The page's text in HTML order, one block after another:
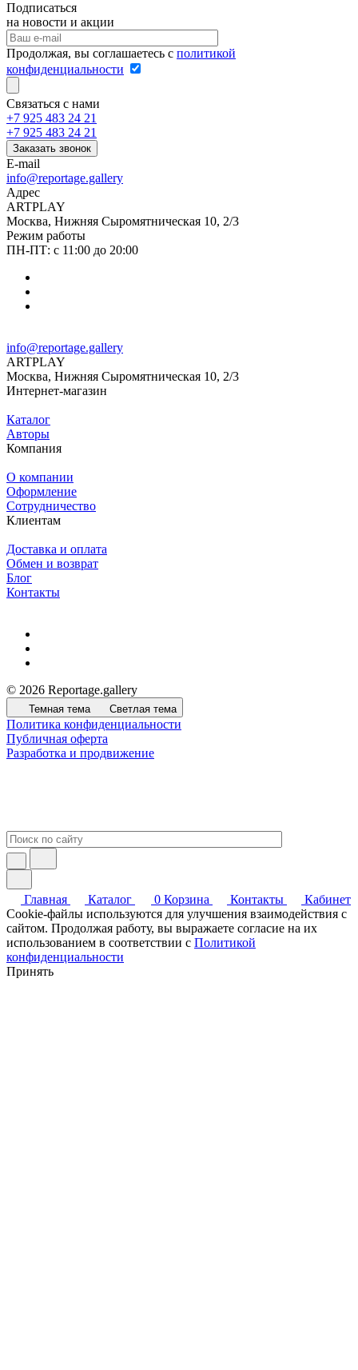
Подписаться
на новости и акции
Продолжая, вы соглашаетесь с политикой
конфиденциальности
Связаться с нами
+7 925 483 24 21
+7 925 483 24 21
Заказать звонок
E-mail
info@reportage.gallery
Адрес
ARTPLAY
Москва, Нижняя Сыромятническая 10, 2/3
Режим работы
ПН-ПТ: с 11:00 до 20:00
info@reportage.gallery
ARTPLAY
Москва, Нижняя Сыромятническая 10, 2/3
Интернет-магазин
Каталог
Авторы
Компания
О компании
Оформление
Сотрудничество
Клиентам
Доставка и оплата
Обмен и возврат
Блог
Контакты
© 2026 Reportage.gallery
Темная тема Светлая тема
Политика конфиденциальности
Публичная оферта
Разработка и продвижение
Главная Каталог 0 Корзина Контакты
Кабинет
Cookie-файлы используются для улучшения взаимодействия с
сайтом. Продолжая работу, вы выражаете согласие на их
использованием в соответствии с Политикой
конфиденциальности
Принять